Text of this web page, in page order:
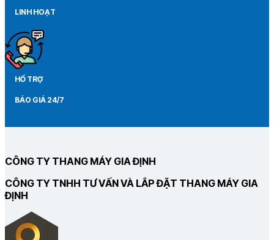
LINH HOẠT
HỔ TRỢ
BÁO GIÁ 24/7
CÔNG TY THANG MÁY GIA ĐỊNH
CÔNG TY TNHH TƯ VẤN VÀ LẮP ĐẶT THANG MÁY GIA
ĐỊNH